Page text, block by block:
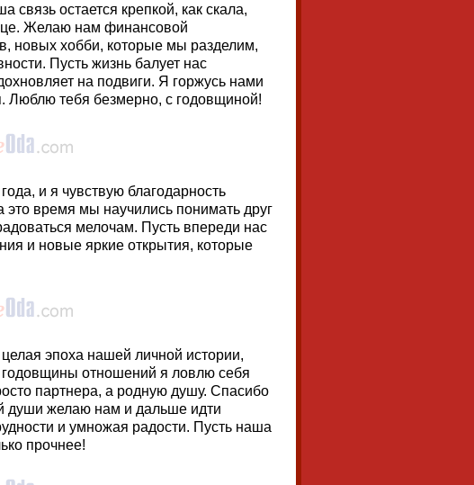
остается крепкой, как скала,
Желаю нам финансовой
новых хобби, которые мы разделим,
Пусть жизнь балует нас
на подвиги. Я горжусь нами
Люблю тебя безмерно, с годовщиной!
и я чувствую благодарность
время мы научились понимать друг
мелочам. Пусть впереди нас
и новые яркие открытия, которые
эпоха нашей личной истории,
отношений я ловлю себя
партнера, а родную душу. Спасибо
души желаю нам и дальше идти
и умножая радости. Пусть наша
прочнее!